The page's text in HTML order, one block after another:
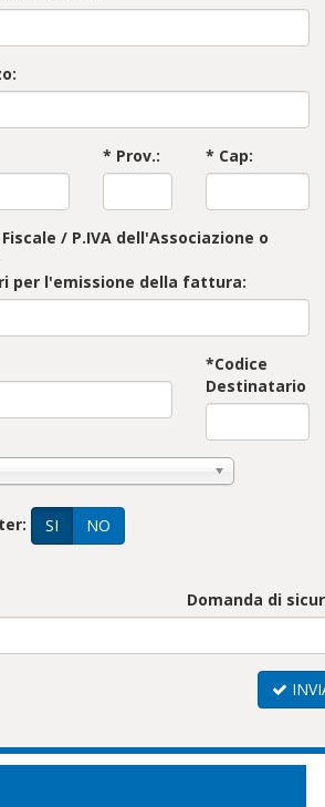
* Prov.: * Cap:
/ P.IVA dell'Associazione o
per l'emissione della fattura:
*Codice
Destinatario
SI NO
Domanda di